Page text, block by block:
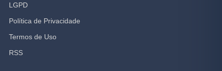
LGPD
Política de Privacidade
Termos de Uso
RSS